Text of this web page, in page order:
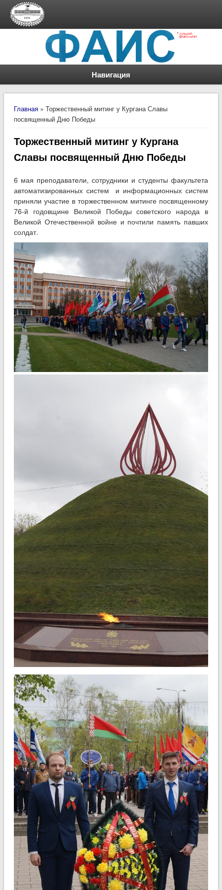
Навигация
Вы здесь
Главная» Торжественный митинг у Кургана Славы
посвященный Дню Победы
Торжественный митинг у Кургана
Славы посвященный Дню Победы
6 мая преподаватели, сотрудники и студенты факультета
автоматизированных систем и информационных систем
приняли участие в торжественном митинге посвященному
76-й годовщине Великой Победы советского народа в
Великой Отечественной войне и почтили память павших
солдат.